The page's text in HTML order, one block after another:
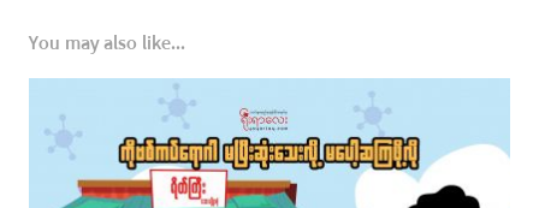
You may also like...